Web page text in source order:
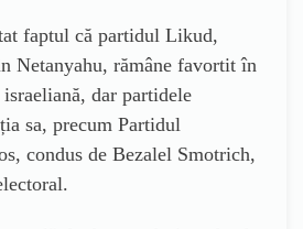
faptul că partidul Likud,
Netanyahu, rămâne favortit în
dar partidele
sa, precum Partidul
condus de Bezalel Smotrich,